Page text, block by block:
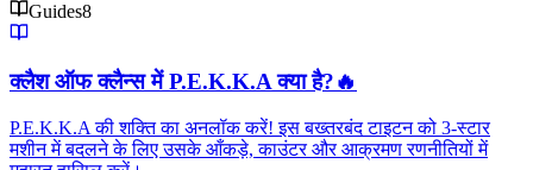
Guides8
क्लैश ऑफ क्लैन्स में P.E.K.K.A क्या है?🔥
P.E.K.K.A की शक्ति का अनलॉक करें! इस बख्तरबंद टाइटन को 3-स्टार
मशीन में बदलने के लिए उसके आँकड़े, काउंटर और आक्रमण रणनीतियों में